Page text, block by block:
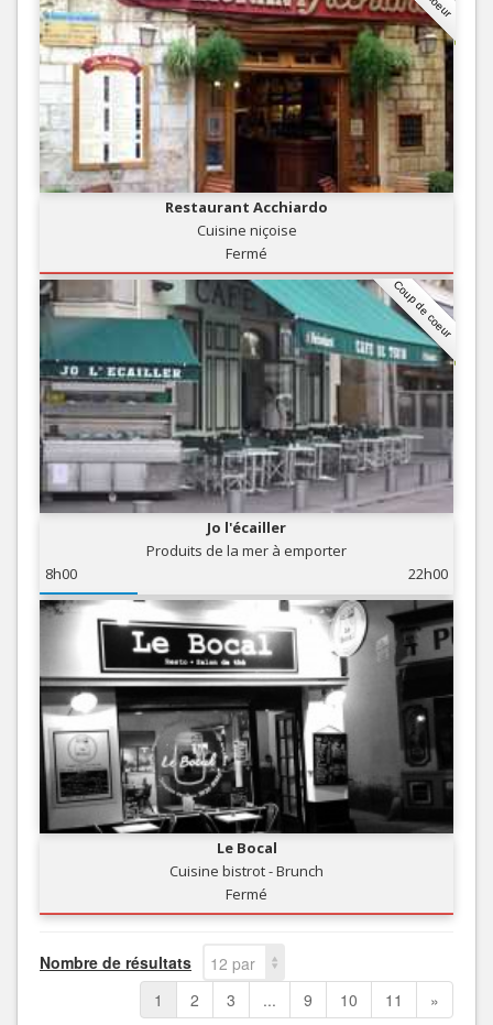
Restaurant Acchiardo
Cuisine niçoise
Fermé
Coup de coeur
Jo l'écailler
Produits de la mer à emporter
8h00
22h00
Le Bocal
Cuisine bistrot - Brunch
Fermé
Nombre de résultats
12 par
page
1 2 3 ... 9 10 11 »